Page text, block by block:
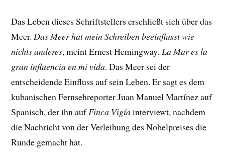
Das Leben dieses Schriftstellers erschließt sich über das
Meer.Das Meer hat mein Schreiben beeinflusst wie
nichts anderes, meint Ernest Hemingway. La Mar es la
gran influencia en mi vida. Das Meer sei der
entscheidende Einfluss auf sein Leben. Er sagt es dem
kubanischen Fernsehreporter Juan Manuel Martínez auf
Spanisch, der ihn aufFinca Vigíainterviewt, nachdem
die Nachricht von der Verleihung des Nobelpreises die
Runde gemacht hat.